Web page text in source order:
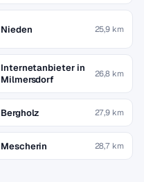
Nieden 25,9 km
Internetanbieter in
Milmersdorf
26,8 km
Bergholz 27,9 km
Mescherin 28,7 km